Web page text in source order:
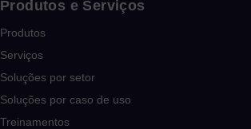
Produtos e Serviços
Produtos
Serviços
Soluções por setor
Soluções por caso de uso
Treinamentos